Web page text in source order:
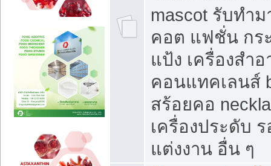
mascot รับทำ
คอต แฟชั่น กระ
แป้ง เครื่องสำ
คอนแทคเลนส์
สร้อยคอ
เครื่องประดับ ร
แต่งงาน อื่น ๆ